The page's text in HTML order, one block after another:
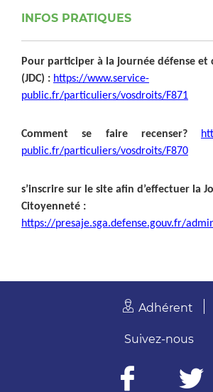
INFOS PRATIQUES
Pour participer à la journée défense et
(JDC) : https://www.service-
public.fr/particuliers/vosdroits/F871
Comment se faire recenser?
public.fr/particuliers/vosdroits/F870
s’inscrire sur le site afin d’effectuer la
Citoyenneté :
https://presaje.sga.defense.gouv.fr/
Adhérent
Suivez-nous